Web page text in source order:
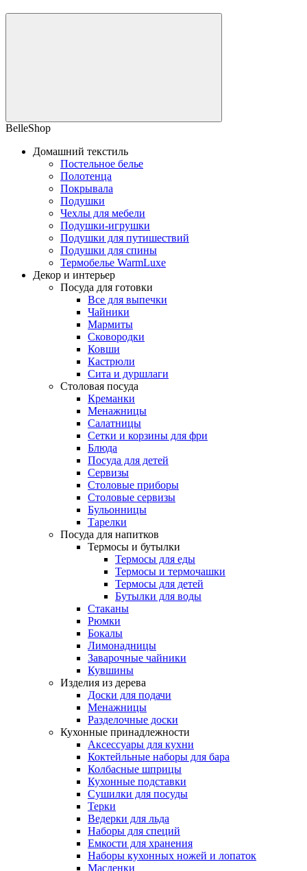
BelleShop
Домашний текстиль
Постельное белье
Полотенца
Покрывала
Подушки
Чехлы для мебели
Подушки-игрушки
Подушки для путишествий
Подушки для спины
Термобелье WarmLuxe
Декор и интерьер
Посуда для готовки
Все для выпечки
Чайники
Мармиты
Сковородки
Ковши
Кастрюли
Сита и дуршлаги
Столовая посуда
Креманки
Менажницы
Салатницы
Сетки и корзины для фри
Блюда
Посуда для детей
Сервизы
Столовые приборы
Столовые сервизы
Бульонницы
Тарелки
Посуда для напитков
Термосы и бутылки
Термосы для еды
Термосы и термочашки
Термосы для детей
Бутылки для воды
Стаканы
Рюмки
Бокалы
Лимонадницы
Заварочные чайники
Кувшины
Изделия из дерева
Доски для подачи
Менажницы
Разделочные доски
Кухонные принадлежности
Аксессуары для кухни
Коктейльные наборы для бара
Колбасные шприцы
Кухонные подставки
Сушилки для посуды
Терки
Ведерки для льда
Наборы для специй
Емкости для хранения
Наборы кухонных ножей и лопаток
Масленки